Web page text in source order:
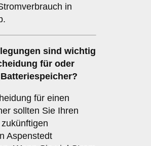
in
sind wichtig
für oder
Batteriespeicher?
für einen
sollten Sie Ihren
Aspenstedt